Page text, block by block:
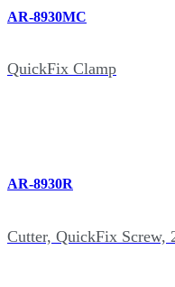
AR-8930MC
QuickFix Clamp
AR-8930R
Cutter, QuickFix Screw,